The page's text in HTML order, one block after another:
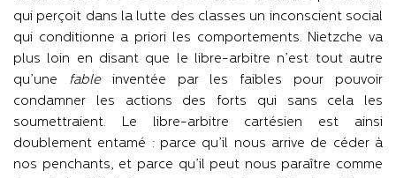
qui perçoit dans la lutte des classes un inconscient social
qui conditionne a priori les comportements. Nietzche va
plus loin en disant que le libre-arbitre n’est tout autre
qu’une fableinventée par les faibles pour pouvoir
condamner les actions des forts qui sans cela les
soumettraient. Le libre-arbitre cartésien est ainsi
doublement entamé : parce qu’il nous arrive de céder à
nos penchants, et parce qu’il peut nous paraître comme